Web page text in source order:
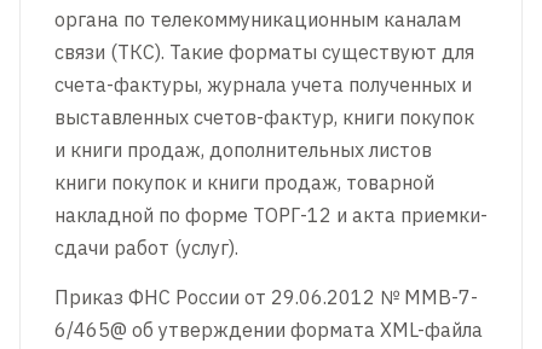
органа по телекоммуникационным каналам
связи (ТКС). Такие форматы существуют для
счета-фактуры, журнала учета полученных и
выставленных счетов-фактур, книги покупок
и книги продаж, дополнительных листов
книги покупок и книги продаж, товарной
накладной по форме ТОРГ-12 и акта приемки-
сдачи работ (услуг).
Приказ ФНС России от 29.06.2012 № ММВ-7-
6/465@ об утверждении формата XML-файла